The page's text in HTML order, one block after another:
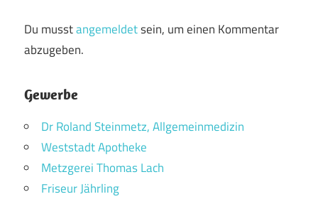
Du musstangemeldetsein, um einen Kommentar
abzugeben.
Gewerbe
Dr Roland Steinmetz, Allgemeinmedizin
Weststadt Apotheke
Metzgerei Thomas Lach
Friseur Jährling